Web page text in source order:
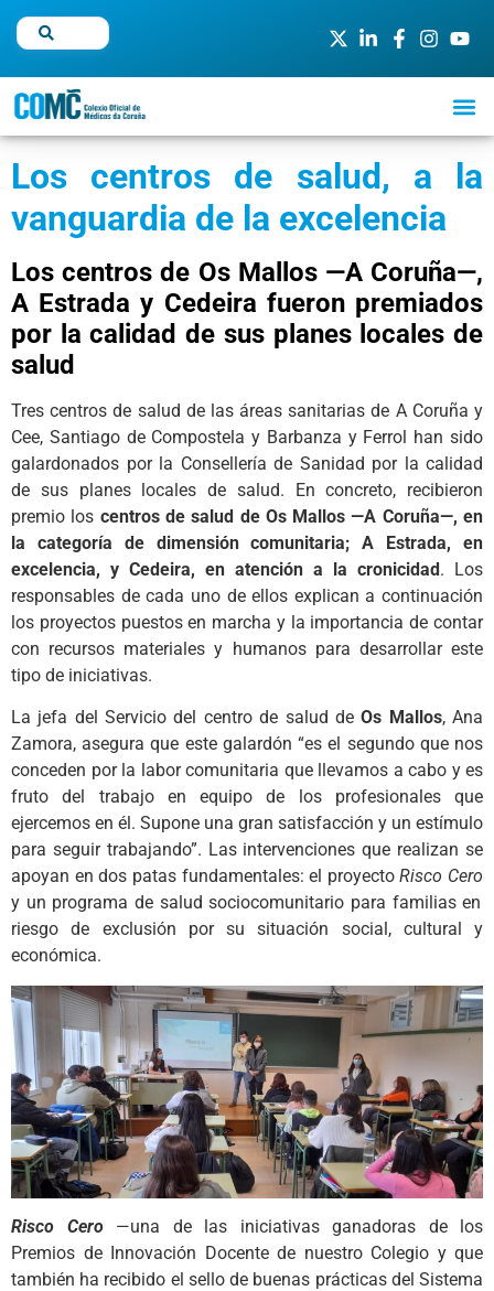
Los centros de salud, a la
vanguardia de la excelencia
Los centros de Os Mallos —A Coruña—,
A Estrada y Cedeira fueron premiados
por la calidad de sus planes locales de
salud
Tres centros de salud de las áreas sanitarias de A Coruña y
Cee, Santiago de Compostela y Barbanza y Ferrol han sido
galardonados por la Consellería de Sanidad por la calidad
de sus planes locales de salud. En concreto, recibieron
premio los centros de salud de Os Mallos —A Coruña—, en
la categoría de dimensión comunitaria; A Estrada, en
excelencia, y Cedeira, en atención a la cronicidad. Los
responsables de cada uno de ellos explican a continuación
los proyectos puestos en marcha y la importancia de contar
con recursos materiales y humanos para desarrollar este
tipo de iniciativas.
La jefa del Servicio del centro de salud deOs Mallos, Ana
Zamora, asegura que este galardón “es el segundo que nos
conceden por la labor comunitaria que llevamos a cabo y es
fruto del trabajo en equipo de los profesionales que
ejercemos en él. Supone una gran satisfacción y un estímulo
para seguir trabajando”. Las intervenciones que realizan se
apoyan en dos patas fundamentales: el proyectoRisco Cero
y un programa de salud sociocomunitario para familias en
riesgo de exclusión por su situación social, cultural y
económica.
Risco Cero—una de las iniciativas ganadoras de los
Premios de Innovación Docente de nuestro Colegio y que
también ha recibido el sello de buenas prácticas del Sistema